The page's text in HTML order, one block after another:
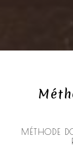
MÉTHODE